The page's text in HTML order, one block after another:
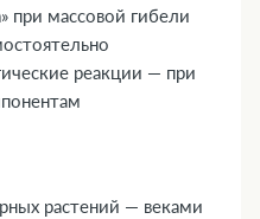
при массовой гибели
реакции — при
растений — веками